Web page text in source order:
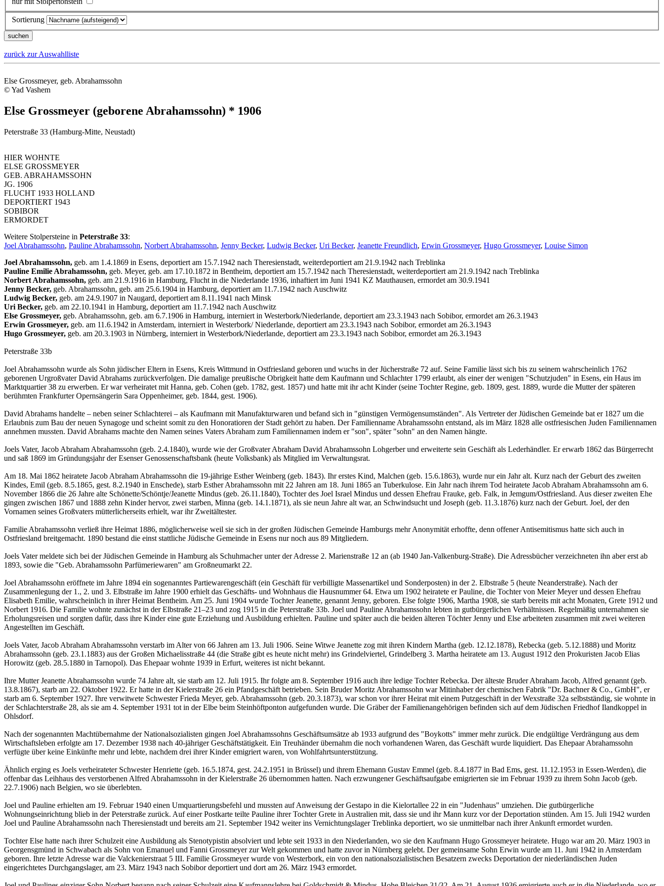
Sortierung
zurück zur Auswahlliste
Else Grossmeyer, geb. Abrahamssohn
© Yad Vashem
Else Grossmeyer (geborene Abrahamssohn) * 1906
Peterstraße 33 (Hamburg-Mitte, Neustadt)
HIER WOHNTE
ELSE GROSSMEYER
GEB. ABRAHAMSSOHN
JG. 1906
FLUCHT 1933 HOLLAND
DEPORTIERT 1943
SOBIBOR
ERMORDET
Weitere Stolpersteine in Peterstraße 33:
Joel Abrahamssohn, Pauline Abrahamssohn, Norbert Abrahamssohn, Jenny Becker, Ludwig Becker, Uri Becker, Jeanette Freundlich, Erwin Grossmeyer, Hugo Grossmeyer, Louise Simon
Joel Abrahamssohn, geb. am 1.4.1869 in Esens, deportiert am 15.7.1942 nach Theresienstadt, weiterdeportiert am 21.9.1942 nach Treblinka
Pauline Emilie Abrahamssohn, geb. Meyer, geb. am 17.10.1872 in Bentheim, deportiert am 15.7.1942 nach Theresienstadt, weiterdeportiert am 21.9.1942 nach Treblinka
Norbert Abrahamssohn, geb. am 21.9.1916 in Hamburg, Flucht in die Niederlande 1936, inhaftiert im Juni 1941 KZ Mauthausen, ermordet am 30.9.1941
Jenny Becker, geb. Abrahamssohn, geb. am 25.6.1904 in Hamburg, deportiert am 11.7.1942 nach Auschwitz
Ludwig Becker, geb. am 24.9.1907 in Naugard, deportiert am 8.11.1941 nach Minsk
Uri Becker, geb. am 22.10.1941 in Hamburg, deportiert am 11.7.1942 nach Auschwitz
Else Grossmeyer, geb. Abrahamssohn, geb. am 6.7.1906 in Hamburg, interniert in Westerbork/Niederlande, deportiert am 23.3.1943 nach Sobibor, ermordet am 26.3.1943
Erwin Grossmeyer, geb. am 11.6.1942 in Amsterdam, interniert in Westerbork/ Niederlande, deportiert am 23.3.1943 nach Sobibor, ermordet am 26.3.1943
Hugo Grossmeyer, geb. am 20.3.1903 in Nürnberg, interniert in Westerbork/Niederlande, deportiert am 23.3.1943 nach Sobibor, ermordet am 26.3.1943
Peterstraße 33b
Joel Abrahamssohn wurde als Sohn jüdischer Eltern in Esens, Kreis Wittmund in Ostfriesland geboren und wuchs in der Jücherstraße 72 auf. Seine Familie lässt sich bis zu seinem wahrscheinlich 1762
geborenen Urgroßvater David Abrahams zurückverfolgen. Die damalige preußische Obrigkeit hatte dem Kaufmann und Schlachter 1799 erlaubt, als einer der wenigen "Schutzjuden" in Esens, ein Haus im
Marktquartier 38 zu erwerben. Er war verheiratet mit Hanna, geb. Cohen (geb. 1782, gest. 1857) und hatte mit ihr acht Kinder (seine Tochter Regine, geb. 1809, gest. 1889, wurde die Mutter der späteren
berühmten Frankfurter Opernsängerin Sara Oppenheimer, geb. 1844, gest. 1906).
David Abrahams handelte – neben seiner Schlachterei – als Kaufmann mit Manufakturwaren und befand sich in "günstigen Vermögensumständen". Als Vertreter der Jüdischen Gemeinde bat er 1827 um die
Erlaubnis zum Bau der neuen Synagoge und scheint somit zu den Honoratioren der Stadt gehört zu haben. Der Familienname Abrahamssohn entstand, als im März 1828 alle ostfriesischen Juden Familiennamen
annehmen mussten. David Abrahams machte den Namen seines Vaters Abraham zum Familiennamen indem er "son", später "sohn" an den Namen hängte.
Joels Vater, Jacob Abraham Abrahamssohn (geb. 2.4.1840), wurde wie der Großvater Abraham David Abrahamssohn Lohgerber und erweiterte sein Geschäft als Lederhändler. Er erwarb 1862 das Bürgerrecht
und saß 1869 im Gründungsjahr der Esenser Genossenschaftsbank (heute Volksbank) als Mitglied im Verwaltungsrat.
Am 18. Mai 1862 heiratete Jacob Abraham Abrahamssohn die 19-jährige Esther Weinberg (geb. 1843). Ihr erstes Kind, Malchen (geb. 15.6.1863), wurde nur ein Jahr alt. Kurz nach der Geburt des zweiten
Kindes, Emil (geb. 8.5.1865, gest. 8.2.1940 in Enschede), starb Esther Abrahamssohn mit 22 Jahren am 18. Juni 1865 an Tuberkulose. Ein Jahr nach ihrem Tod heiratete Jacob Abraham Abrahamssohn am 6.
November 1866 die 26 Jahre alte Schönette/Schöntje/Jeanette Mindus (geb. 26.11.1840), Tochter des Joel Israel Mindus und dessen Ehefrau Frauke, geb. Falk, in Jemgum/Ostfriesland. Aus dieser zweiten Ehe
gingen zwischen 1867 und 1888 zehn Kinder hervor, zwei starben, Minna (geb. 14.1.1871), als sie neun Jahre alt war, an Schwindsucht und Joseph (geb. 11.3.1876) kurz nach der Geburt. Joel, der den
Vornamen seines Großvaters mütterlicherseits erhielt, war ihr Zweitältester.
Familie Abrahamssohn verließ ihre Heimat 1886, möglicherweise weil sie sich in der großen Jüdischen Gemeinde Hamburgs mehr Anonymität erhoffte, denn offener Antisemitismus hatte sich auch in
Ostfriesland breitgemacht. 1890 bestand die einst stattliche Jüdische Gemeinde in Esens nur noch aus 89 Mitgliedern.
Joels Vater meldete sich bei der Jüdischen Gemeinde in Hamburg als Schuhmacher unter der Adresse 2. Marienstraße 12 an (ab 1940 Jan-Valkenburg-Straße). Die Adressbücher verzeichneten ihn aber erst ab
1893, sowie die "Geb. Abrahamssohn Parfümeriewaren" am Großneumarkt 22.
Joel Abrahamssohn eröffnete im Jahre 1894 ein sogenanntes Partiewarengeschäft (ein Geschäft für verbilligte Massenartikel und Sonderposten) in der 2. Elbstraße 5 (heute Neanderstraße). Nach der
Zusammenlegung der 1., 2. und 3. Elbstraße im Jahre 1900 erhielt das Geschäfts- und Wohnhaus die Hausnummer 64. Etwa um 1902 heiratete er Pauline, die Tochter von Meier Meyer und dessen Ehefrau
Elisabeth Emilie, wahrscheinlich in ihrer Heimat Bentheim. Am 25. Juni 1904 wurde Tochter Jeanette, genannt Jenny, geboren. Else folgte 1906, Martha 1908, sie starb bereits mit acht Monaten, Grete 1912 und
Norbert 1916. Die Familie wohnte zunächst in der Elbstraße 21–23 und zog 1915 in die Peterstraße 33b. Joel und Pauline Abrahamssohn lebten in gutbürgerlichen Verhältnissen. Regelmäßig unternahmen sie
Erholungsreisen und sorgten dafür, dass ihre Kinder eine gute Erziehung und Ausbildung erhielten. Pauline und später auch die beiden älteren Töchter Jenny und Else arbeiteten zusammen mit zwei weiteren
Angestellten im Geschäft.
Joels Vater, Jacob Abraham Abrahamssohn verstarb im Alter von 66 Jahren am 13. Juli 1906. Seine Witwe Jeanette zog mit ihren Kindern Martha (geb. 12.12.1878), Rebecka (geb. 5.12.1888) und Moritz
Abrahamssohn (geb. 23.1.1883) aus der Großen Michaelisstraße 44 (die Straße gibt es heute nicht mehr) ins Grindelviertel, Grindelberg 3. Martha heiratete am 13. August 1912 den Prokuristen Jacob Elias
Horowitz (geb. 28.5.1880 in Tarnopol). Das Ehepaar wohnte 1939 in Erfurt, weiteres ist nicht bekannt.
Ihre Mutter Jeanette Abrahamssohn wurde 74 Jahre alt, sie starb am 12. Juli 1915. Ihr folgte am 8. September 1916 auch ihre ledige Tochter Rebecka. Der älteste Bruder Abraham Jacob, Alfred genannt (geb.
13.8.1867), starb am 22. Oktober 1922. Er hatte in der Kielerstraße 26 ein Pfandgeschäft betrieben. Sein Bruder Moritz Abrahamssohn war Mitinhaber der chemischen Fabrik "Dr. Bachner & Co., GmbH", er
starb am 6. September 1927. Ihre verwitwete Schwester Frieda Meyer, geb. Abrahamssohn (geb. 20.3.1873), war schon vor ihrer Heirat mit einem Putzgeschäft in der Wexstraße 32a selbstständig, sie wohnte in
der Schlachterstraße 28, als sie am 4. September 1931 tot in der Elbe beim Steinhöftponton aufgefunden wurde. Die Gräber der Familienangehörigen befinden sich auf dem Jüdischen Friedhof Ilandkoppel in
Ohlsdorf.
Nach der sogenannten Machtübernahme der Nationalsozialisten gingen Joel Abrahamssohns Geschäftsumsätze ab 1933 aufgrund des "Boykotts" immer mehr zurück. Die endgültige Verdrängung aus dem
Wirtschaftsleben erfolgte am 17. Dezember 1938 nach 40-jähriger Geschäftstätigkeit. Ein Treuhänder übernahm die noch vorhandenen Waren, das Geschäft wurde liquidiert. Das Ehepaar Abrahamssohn
verfügte über keine Einkünfte mehr und lebte, nachdem drei ihrer Kinder emigriert waren, von Wohlfahrtsunterstützung.
Ähnlich erging es Joels verheirateter Schwester Henriette (geb. 16.5.1874, gest. 24.2.1951 in Brüssel) und ihrem Ehemann Gustav Emmel (geb. 8.4.1877 in Bad Ems, gest. 11.12.1953 in Essen-Werden), die
offenbar das Leihhaus des verstorbenen Alfred Abrahamssohn in der Kielerstraße 26 übernommen hatten. Nach erzwungener Geschäftsaufgabe emigrierten sie im Februar 1939 zu ihrem Sohn Jacob (geb.
22.7.1906) nach Belgien, wo sie überlebten.
Joel und Pauline erhielten am 19. Februar 1940 einen Umquartierungsbefehl und mussten auf Anweisung der Gestapo in die Kielortallee 22 in ein "Judenhaus" umziehen. Die gutbürgerliche
Wohnungseinrichtung blieb in der Peterstraße zurück. Auf einer Postkarte teilte Pauline ihrer Tochter Grete in Australien mit, dass sie und ihr Mann kurz vor der Deportation stünden. Am 15. Juli 1942 wurden
Joel und Pauline Abrahamssohn nach Theresienstadt und bereits am 21. September 1942 weiter ins Vernichtungslager Treblinka deportiert, wo sie unmittelbar nach ihrer Ankunft ermordet wurden.
Tochter Else hatte nach ihrer Schulzeit eine Ausbildung als Stenotypistin absolviert und lebte seit 1933 in den Niederlanden, wo sie den Kaufmann Hugo Grossmeyer heiratete. Hugo war am 20. März 1903 in
Georgensgmünd in Schwabach als Sohn von Emanuel und Fanni Grossmeyer zur Welt gekommen und hatte zuvor in Nürnberg gelebt. Der gemeinsame Sohn Erwin wurde am 11. Juni 1942 in Amsterdam
geboren. Ihre letzte Adresse war die Valckenierstraat 5 III. Familie Grossmeyer wurde von Westerbork, ein von den nationalsozialistischen Besatzern zwecks Deportation der niederländischen Juden
eingerichtetes Durchgangslager, am 23. März 1943 nach Sobibor deportiert und dort am 26. März 1943 ermordet.